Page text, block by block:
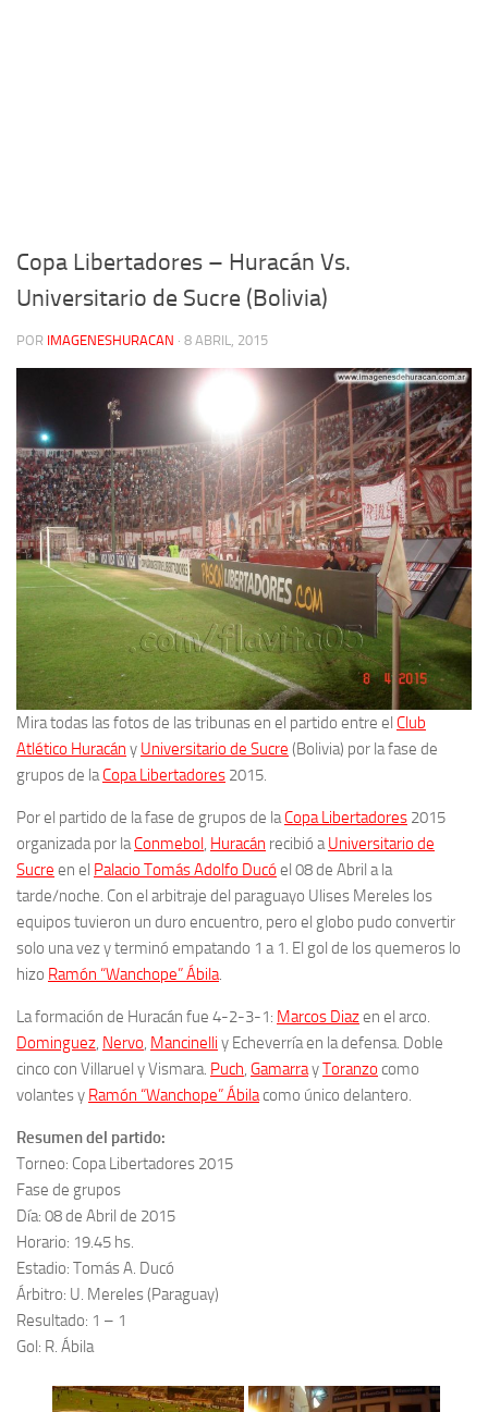
Copa Libertadores – Huracán Vs.
Universitario de Sucre (Bolivia)
POR IMAGENESHURACAN · 8 ABRIL, 2015
Mira todas las fotos de las tribunas en el partido entre el Club
Atlético Huracán y Universitario de Sucre (Bolivia) por la fase de
grupos de la Copa Libertadores 2015.
Por el partido de la fase de grupos de la Copa Libertadores 2015
organizada por la Conmebol Huracán recibió a Universitario de
Sucre en el Palacio Tomás Adolfo Ducó el 08 de Abril a la
tarde/noche. Con el arbitraje del paraguayo Ulises Mereles los
equipos tuvieron un duro encuentro, pero el globo pudo convertir
solo una vez y terminó empatando 1 a 1. El gol de los quemeros lo
hizo Ramón “Wanchope” Ábila
La formación de Huracán fue 4-2-3-1: Marcos Diazen el arco.
Dominguez Nervo Mancinelli y Echeverría en la defensa. Doble
cinco con Villaruel y Vismara. Puch GamarrayToranzo como
volantes y Ramón “Wanchope” Ábilacomo único delantero.
Resumen del partido:
Torneo: Copa Libertadores 2015
Fase de grupos
Día: 08 de Abril de 2015
Horario: 19.45 hs.
Estadio: Tomás A. Ducó
Árbitro: U. Mereles (Paraguay)
Resultado: 1 – 1
Gol: R. Ábila